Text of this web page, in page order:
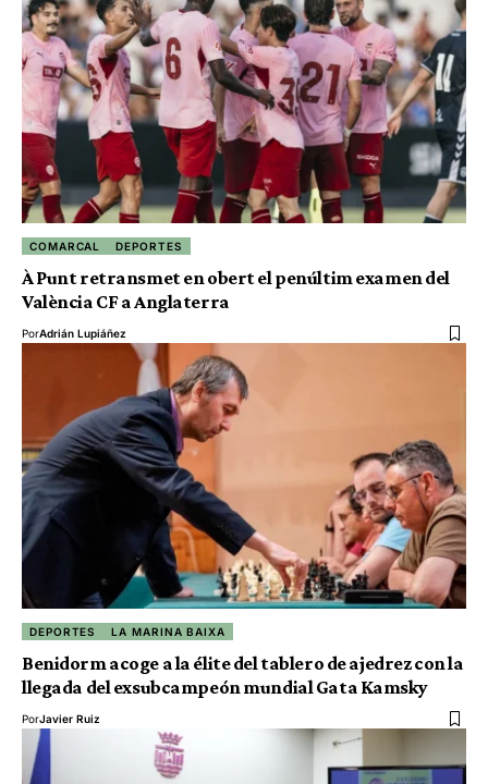
COMARCAL DEPORTES
À Punt retransmet en obert el penúltim examen del
València CF a Anglaterra
PorAdrián Lupiáñez
DEPORTES LA MARINA BAIXA
Benidorm acoge a la élite del tablero de ajedrez con la
llegada del exsubcampeón mundial Gata Kamsky
PorJavier Ruiz